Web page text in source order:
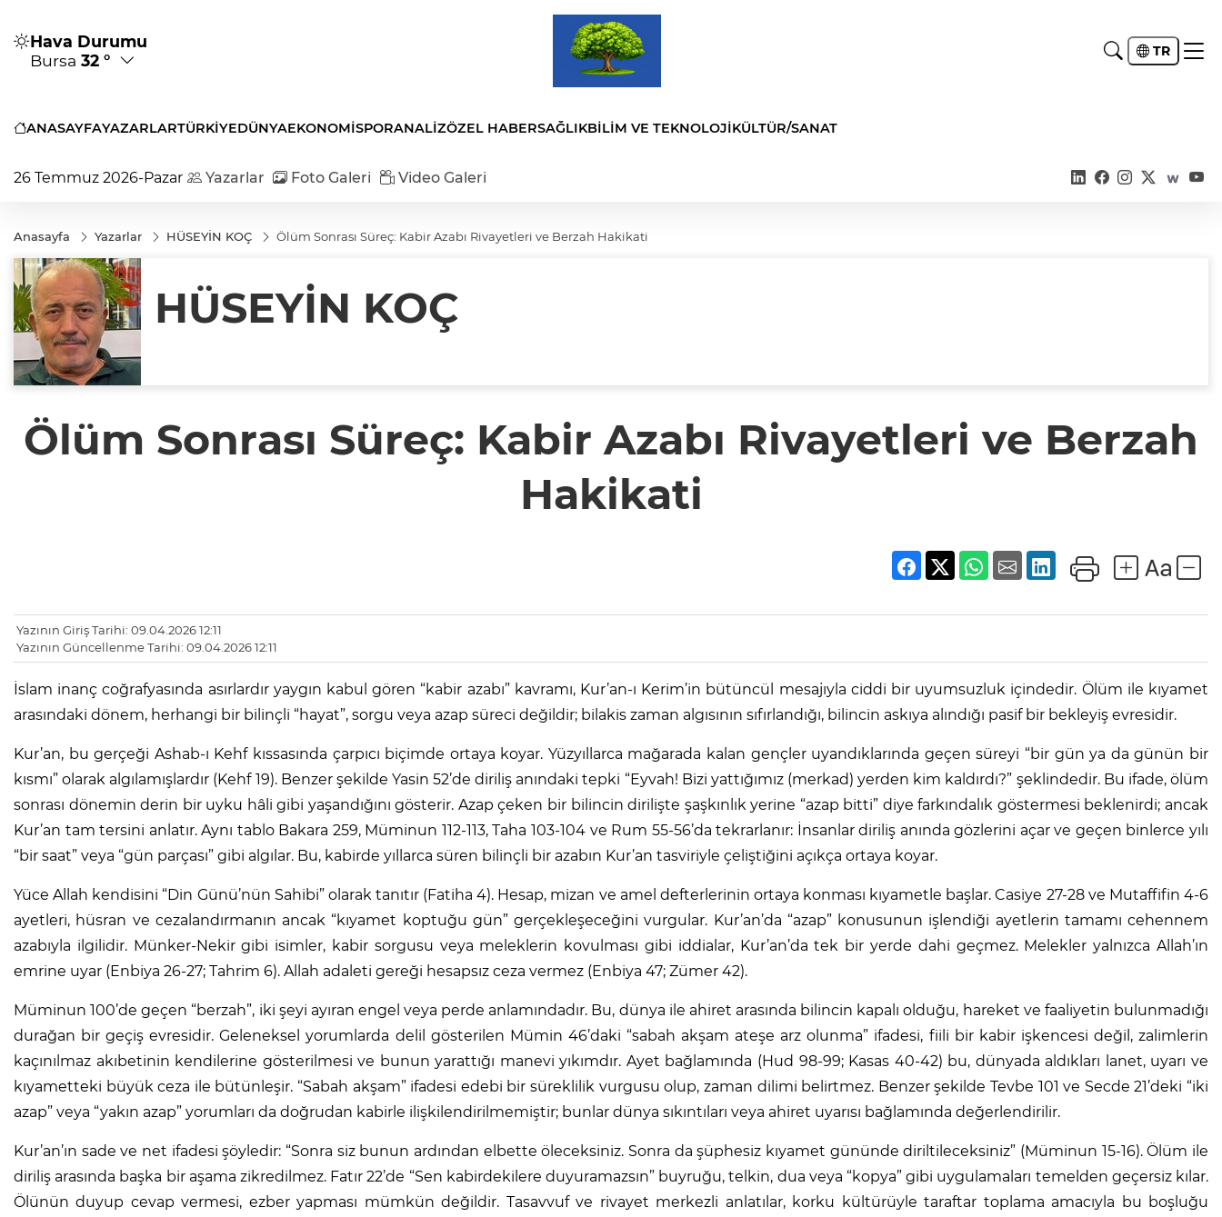
Hava Durumu
Bursa 32 ° TR
ANASAYFAYAZARLARTÜRKİYEDÜNYAEKONOMİSPORANALİZÖZEL HABERSAĞLIKBİLİM VE TEKNOLOJİKÜLTÜR/SANAT
26 Temmuz 2026-Pazar Yazarlar Foto Galeri Video Galeri
Anasayfa Yazarlar HÜSEYİN KOÇ Ölüm Sonrası Süreç: Kabir Azabı Rivayetleri ve Berzah Hakikati
HÜSEYİN KOÇ
Ölüm Sonrası Süreç: Kabir Azabı Rivayetleri ve Berzah
Hakikati
Yazının Giriş Tarihi: 09.04.2026 12:11
Yazının Güncellenme Tarihi: 09.04.2026 12:11
İslam inanç coğrafyasında asırlardır yaygın kabul gören “kabir azabı” kavramı, Kur’an-ı Kerim’in bütüncül mesajıyla ciddi bir uyumsuzluk içindedir. Ölüm ile kıyamet
arasındaki dönem, herhangi bir bilinçli “hayat”, sorgu veya azap süreci değildir; bilakis zaman algısının sıfırlandığı, bilincin askıya alındığı pasif bir bekleyiş evresidir.
Kur’an, bu gerçeği Ashab-ı Kehf kıssasında çarpıcı biçimde ortaya koyar. Yüzyıllarca mağarada kalan gençler uyandıklarında geçen süreyi “bir gün ya da günün bir
kısmı” olarak algılamışlardır (Kehf 19). Benzer şekilde Yasin 52’de diriliş anındaki tepki “Eyvah! Bizi yattığımız (merkad) yerden kim kaldırdı?” şeklindedir. Bu ifade, ölüm
sonrası dönemin derin bir uyku hâli gibi yaşandığını gösterir. Azap çeken bir bilincin dirilişte şaşkınlık yerine “azap bitti” diye farkındalık göstermesi beklenirdi; ancak
Kur’an tam tersini anlatır. Aynı tablo Bakara 259, Müminun 112-113, Taha 103-104 ve Rum 55-56’da tekrarlanır: İnsanlar diriliş anında gözlerini açar ve geçen binlerce yılı
“bir saat” veya “gün parçası” gibi algılar. Bu, kabirde yıllarca süren bilinçli bir azabın Kur’an tasviriyle çeliştiğini açıkça ortaya koyar.
Yüce Allah kendisini “Din Günü’nün Sahibi” olarak tanıtır (Fatiha 4). Hesap, mizan ve amel defterlerinin ortaya konması kıyametle başlar. Casiye 27-28 ve Mutaffifin 4-6
ayetleri, hüsran ve cezalandırmanın ancak “kıyamet koptuğu gün” gerçekleşeceğini vurgular. Kur’an’da “azap” konusunun işlendiği ayetlerin tamamı cehennem
azabıyla ilgilidir. Münker-Nekir gibi isimler, kabir sorgusu veya meleklerin kovulması gibi iddialar, Kur’an’da tek bir yerde dahi geçmez. Melekler yalnızca Allah’ın
emrine uyar (Enbiya 26-27; Tahrim 6). Allah adaleti gereği hesapsız ceza vermez (Enbiya 47; Zümer 42).
Müminun 100’de geçen “berzah”, iki şeyi ayıran engel veya perde anlamındadır. Bu, dünya ile ahiret arasında bilincin kapalı olduğu, hareket ve faaliyetin bulunmadığı
durağan bir geçiş evresidir. Geleneksel yorumlarda delil gösterilen Mümin 46’daki “sabah akşam ateşe arz olunma” ifadesi, fiili bir kabir işkencesi değil, zalimlerin
kaçınılmaz akıbetinin kendilerine gösterilmesi ve bunun yarattığı manevi yıkımdır. Ayet bağlamında (Hud 98-99; Kasas 40-42) bu, dünyada aldıkları lanet, uyarı ve
kıyametteki büyük ceza ile bütünleşir. “Sabah akşam” ifadesi edebi bir süreklilik vurgusu olup, zaman dilimi belirtmez. Benzer şekilde Tevbe 101 ve Secde 21’deki “iki
azap” veya “yakın azap” yorumları da doğrudan kabirle ilişkilendirilmemiştir; bunlar dünya sıkıntıları veya ahiret uyarısı bağlamında değerlendirilir.
Kur’an’ın sade ve net ifadesi şöyledir: “Sonra siz bunun ardından elbette öleceksiniz. Sonra da şüphesiz kıyamet gününde diriltileceksiniz” (Müminun 15-16). Ölüm ile
diriliş arasında başka bir aşama zikredilmez. Fatır 22’de “Sen kabirdekilere duyuramazsın” buyruğu, telkin, dua veya “kopya” gibi uygulamaları temelden geçersiz kılar.
Ölünün duyup cevap vermesi, ezber yapması mümkün değildir. Tasavvuf ve rivayet merkezli anlatılar, korku kültürüyle taraftar toplama amacıyla bu boşluğu